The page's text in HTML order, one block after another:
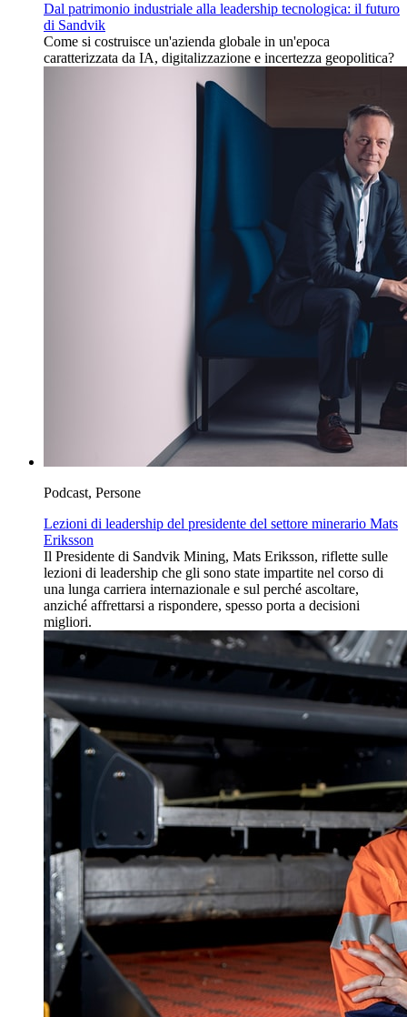
Dal patrimonio industriale alla leadership tecnologica: il futuro
di Sandvik
Come si costruisce un'azienda globale in un'epoca
caratterizzata da IA, digitalizzazione e incertezza geopolitica?
Podcast, Persone
Lezioni di leadership del presidente del settore minerario Mats
Eriksson
Il Presidente di Sandvik Mining, Mats Eriksson, riflette sulle
lezioni di leadership che gli sono state impartite nel corso di
una lunga carriera internazionale e sul perché ascoltare,
anziché affrettarsi a rispondere, spesso porta a decisioni
migliori.